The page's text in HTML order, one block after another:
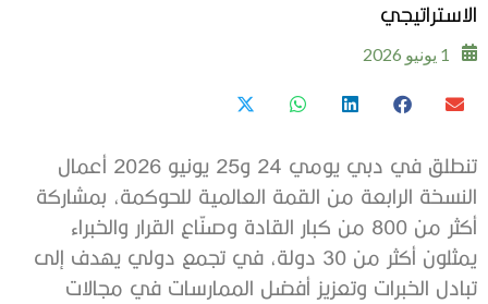
الاستراتيجي
1 يونيو 2026
تنطلق في دبي يومي 24 و25 يونيو 2026 أعمال
النسخة الرابعة من القمة العالمية للحوكمة، بمشاركة
أكثر من 800 من كبار القادة وصنّاع القرار والخبراء
يمثلون أكثر من 30 دولة، في تجمع دولي يهدف إلى
تبادل الخبرات وتعزيز أفضل الممارسات في مجالات